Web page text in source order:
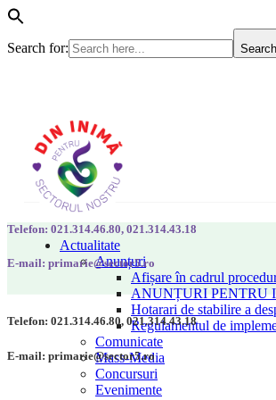
Search for:
Actualitate
Anunțuri
Afișare în cadrul
ANUNȚURI PENTRU
Hotarari de stabilire a
Regulamentul de
Comunicate
Mass-Media
Concursuri
Evenimente
Telefon: 021.314.46.80, 021.314.43.18
E-mail: primarie@sector5.ro
Telefon: 021.314.46.80, 021.314.43.18
E-mail: primarie@sector5.ro